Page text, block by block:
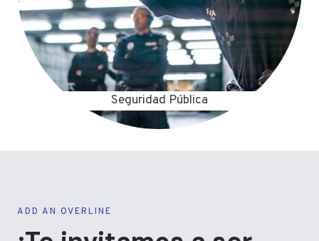
Seguridad Pública
ADD AN OVERLINE